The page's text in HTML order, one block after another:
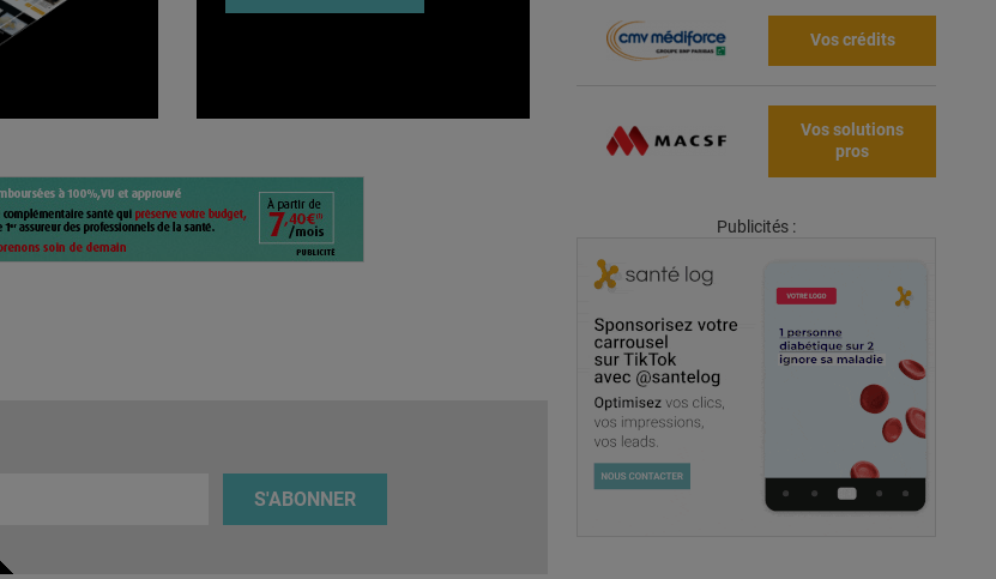
S'ABONNER
Vos crédits
Vos solutions
pros
Publicités :